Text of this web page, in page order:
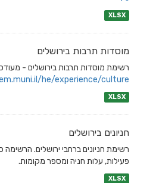
XLSX
מוסדות תרבות בירושלים
רשימת מוסדות תרבות בירושלים - מעודכן
he/experience/culture/
XLSX
חניונים בירושלים
רשימת חניונים ברחבי ירושלים.
פעילות, עלות חניה ומספר מקומות.
XLSX